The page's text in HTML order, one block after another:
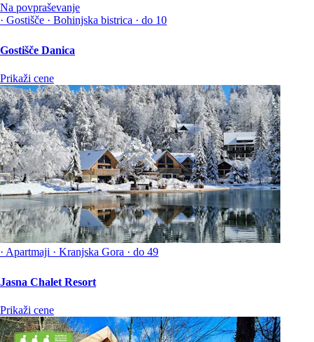
Na povpraševanje
· Gostišče · Bohinjska bistrica · do 10
Gostišče Danica
Prikaži cene
· Apartmaji · Kranjska Gora · do 49
Jasna Chalet Resort
Prikaži cene